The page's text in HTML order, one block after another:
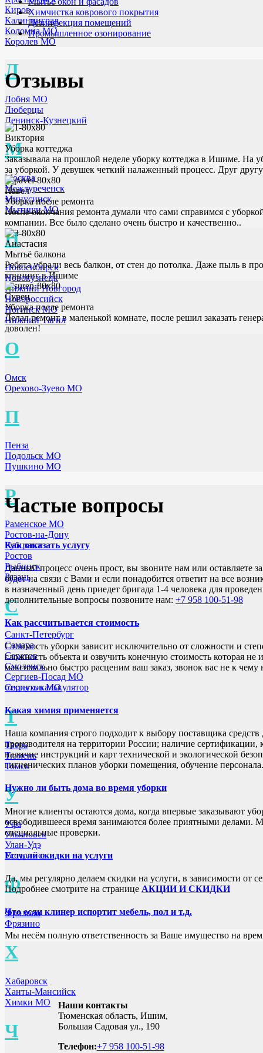
Киров
Калининград
Коломна МО
Королев МО
Л
Лобня МО
Люберцы
Ленинск-Кузнецкий
М
Москва
Междуреченск
Минусинск
Мытищи МО
Н
Новосибирск
Новокузнецк
Нижний Новгород
Новороссийск
Ногинск МО
Нижний Тагил
О
Омск
Орехово-Зуево МО
П
Пенза
Подольск МО
Пушкино МО
Р
Раменское МО
Ростов-на-Дону
Рубцовск
Ростов
Рыбинск
Рязань
С
Санкт-Петербург
Самара
Саратов
Смоленск
Сергиев-Посад МО
Серпухов МО
Т
Тверь
Тюмень
Томск
У
Уфа
Ульяновск
Улан-Удэ
Уссурийск
Ф
Фролово
Фрязино
Х
Хабаровск
Ханты-Мансийск
Химки МО
Ч
Химчистка коврового покрытия
Дезинфекция помещений
Промышленное озонирование
Отзывы
Виктория
Уборка коттеджа
Заказывала на прошлой неделе уборку коттеджа в Ишиме. На
за уборкой. У девушек четкий налаженный процесс. Друг
Павел
Уборка после ремонта
После окончания ремонта думали что сами справимся с
компании. Все было сделано очень быстро и качественно..
Анастасия
Мытьё балкона
Ребята убрали весь балкон, от стен до потолка. Даже пыль
клининг в Ишиме
Сурен
Уборка после ремонта
Делал ремонт в маленькой комнате, после решил заказать
доволен!
Частые вопросы
Как заказать услугу
Данный процесс очень прост, вы звоните нам или оставляете
будет на связи с Вами и если понадобится ответит на все
в назначенный день приедет бригада 1-4 человека для
дополнительные вопросы позвоните нам: +7 958 100-51-98
Как рассчитывается стоимость
Стоимость уборки зависит исключительно от сложности и
сложность объекта и озвучить конечную стоимость которая
максимально быстро расценим ваш заказ, звонок вас не к чему
открыть калькулятор
Какая химия применяется
Наша компания строго подходит к выбору поставщика
производителя на территории России; наличие
наличие инструкций и карт технической и экологической
гигиенических планов уборки помещения, обучение персонала.
Нужно ли быть дома во время уборки
Многие клиенты остаются дома, когда впервые заказывают
освободившееся время занимаются более приятными делами.
специальные проверки.
Есть ли скидки на услуги
Да, мы регулярно делаем скидки на услуги, в зависимости
Подробнее смотрите на странице АКЦИИ И СКИДКИ
Что если клинер испортит мебель, пол и т.д.
Мы несём полную ответственность за Ваше имущество на
Наши контакты
Тюменская область, Ишим,
Большая Садовая ул., 190
Телефон:+7 958 100-51-98